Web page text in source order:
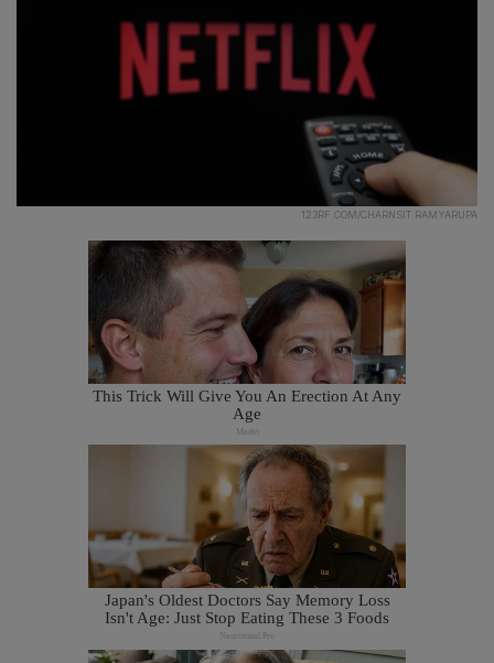
123RF.COM/CHARNSIT RAMYARUPA